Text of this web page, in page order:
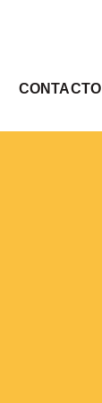
CONTACTO